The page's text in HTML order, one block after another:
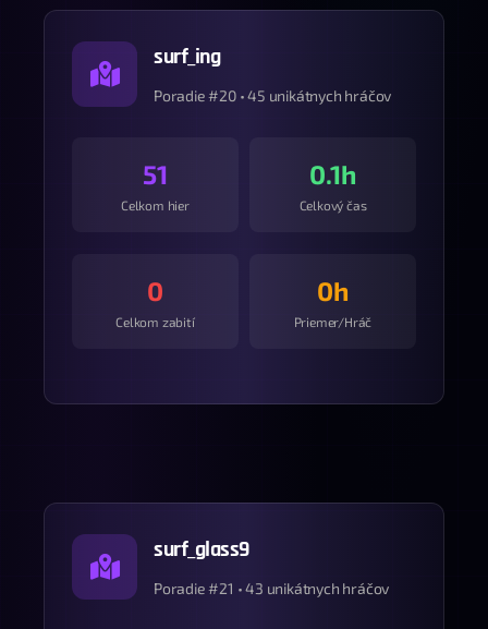
surf_ing
Poradie #20 • 45 unikátnych hráčov
51
Celkom hier
0.1h
Celkový čas
0
Celkom zabití
0h
Priemer/Hráč
surf_glass9
Poradie #21 • 43 unikátnych hráčov